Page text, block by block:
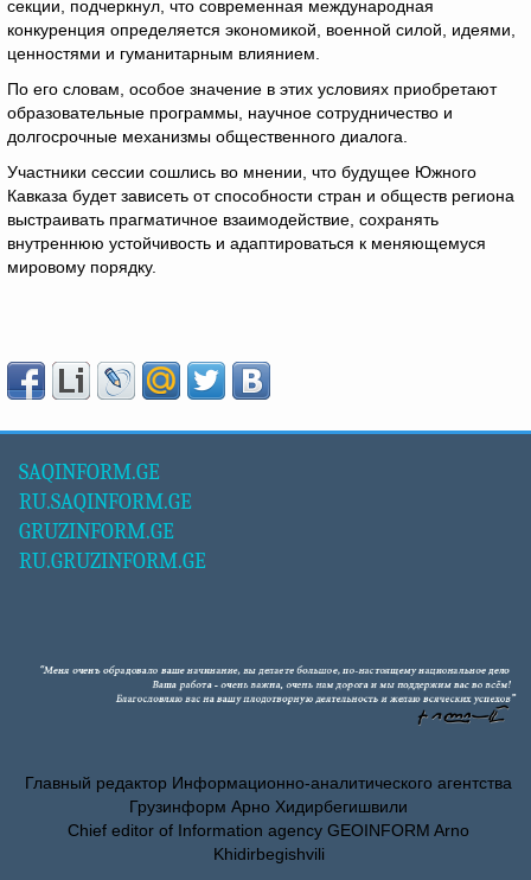
секции, подчеркнул, что современная международная
конкуренция определяется экономикой, военной силой, идеями,
ценностями и гуманитарным влиянием.
По его словам, особое значение в этих условиях приобретают
образовательные программы, научное сотрудничество и
долгосрочные механизмы общественного диалога.
Участники сессии сошлись во мнении, что будущее Южного
Кавказа будет зависеть от способности стран и обществ региона
выстраивать прагматичное взаимодействие, сохранять
внутреннюю устойчивость и адаптироваться к меняющемуся
мировому порядку.
SAQINFORM.GE
RU.SAQINFORM.GE
GRUZINFORM.GE
RU.GRUZINFORM.GE
Главный редактор Информационно-аналитического агентства
Грузинформ Арно Хидирбегишвили
Chief editor of Information agency GEOINFORM Arno
Khidirbegishvili